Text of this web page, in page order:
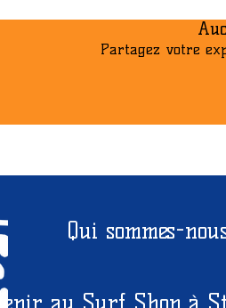
Partagez votre
Qui sommes-
au Surf Shop à